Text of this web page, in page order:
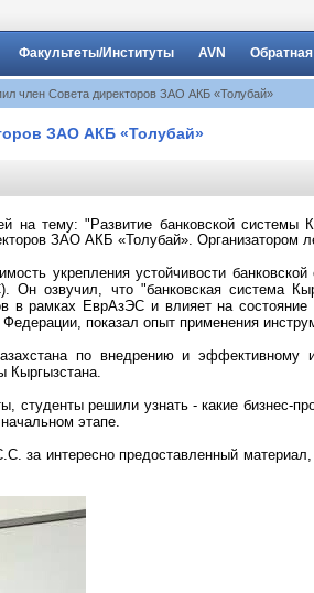
Факультеты/Институты AVN
член Совета директоров ЗАО АКБ «Толубай»
ЗАО АКБ «Толубай»
на тему: "Развитие банковской
ЗАО АКБ «Толубай».
укрепления устойчивости
озвучил, что "банковская система
в рамках ЕврАзЭС и влияет на
показал опыт применения
по внедрению и эффективному
Кыргызстана.
студенты решили узнать - какие
этапе.
за интересно предоставленный